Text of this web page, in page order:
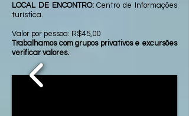
LOCAL DE ENCONTRO:Centro de Informações
turística.
Valor por pessoa: R$45,00
Trabalhamos com grupos privativos e excursões
verificar valores.